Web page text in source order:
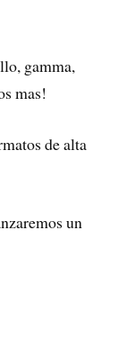
gamma,
mas!
de alta
un